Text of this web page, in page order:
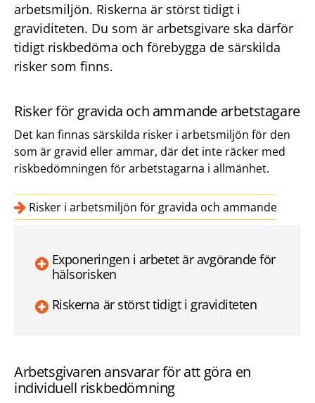
arbetsmiljön. Riskerna är störst tidigt i
graviditeten. Du som är arbetsgivare ska därför
tidigt riskbedöma och förebygga de särskilda
risker som finns.
Risker för gravida och ammande arbetstagare
Det kan finnas särskilda risker i arbetsmiljön för den
som är gravid eller ammar, där det inte räcker med
riskbedömningen för arbetstagarna i allmänhet.
Risker i arbetsmiljön för gravida och ammande
Exponeringen i arbetet är avgörande för
hälsorisken
Riskerna är störst tidigt i graviditeten
Arbetsgivaren ansvarar för att göra en
individuell riskbedömning